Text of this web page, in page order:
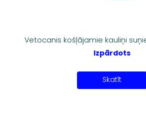
Vetocanis košļājamie kauliņi
Izpārdots
Skatīt